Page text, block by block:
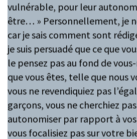
vulnérable, pour leur
être… » Personnellement, je
car je sais comment sont
je suis persuadé que ce que
le pensez pas au fond de
que vous êtes, telle que nous
vous ne revendiquiez pas
garçons, vous ne cherchiez
autonomiser par rapport à
vous focalisiez pas sur votre